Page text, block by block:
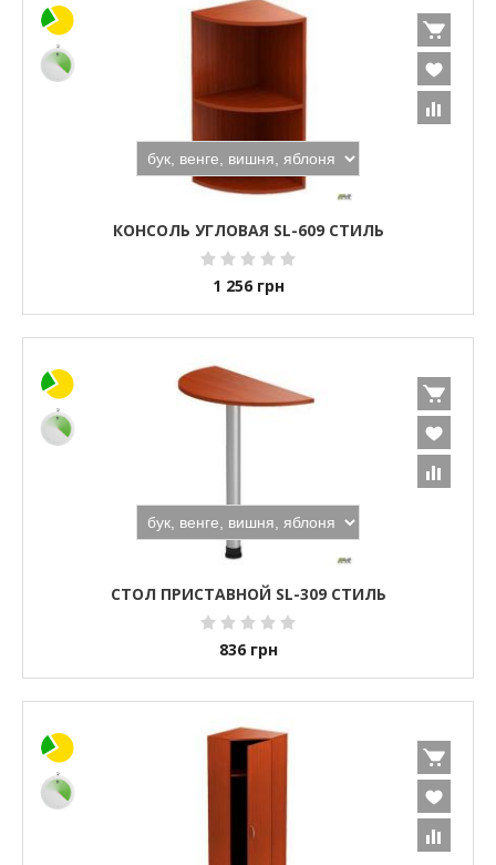
КОНСОЛЬ УГЛОВАЯ SL-609 СТИЛЬ
1 256 грн
СТОЛ ПРИСТАВНОЙ SL-309 СТИЛЬ
836 грн